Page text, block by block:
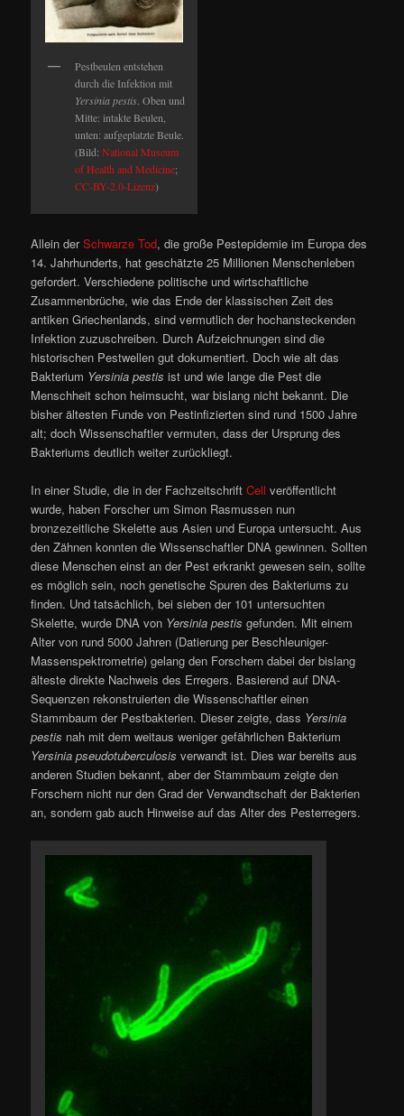
Pestbeulen entstehen
durch die Infektion mit
Yersinia pestis . Oben und
Mitte: intakte Beulen,
unten: aufgeplatzte Beule.
(Bild:National Museum
of Health and Medicine;
CC-BY-2.0-Lizenz)
Allein derSchwarze Tod, die große Pestepidemie im Europa des
14. Jahrhunderts, hat geschätzte 25 Millionen Menschenleben
gefordert. Verschiedene politische und wirtschaftliche
Zusammenbrüche, wie das Ende der klassischen Zeit des
antiken Griechenlands, sind vermutlich der hochansteckenden
Infektion zuzuschreiben. Durch Aufzeichnungen sind die
historischen Pestwellen gut dokumentiert. Doch wie alt das
Bakterium Yersinia pestis ist und wie lange die Pest die
Menschheit schon heimsucht, war bislang nicht bekannt. Die
bisher ältesten Funde von Pestinfizierten sind rund 1500 Jahre
alt; doch Wissenschaftler vermuten, dass der Ursprung des
Bakteriums deutlich weiter zurückliegt.
In einer Studie, die in der FachzeitschriftCell veröffentlicht
wurde, haben Forscher um Simon Rasmussen nun
bronzezeitliche Skelette aus Asien und Europa untersucht. Aus
den Zähnen konnten die Wissenschaftler DNA gewinnen. Sollten
diese Menschen einst an der Pest erkrankt gewesen sein, sollte
es möglich sein, noch genetische Spuren des Bakteriums zu
finden. Und tatsächlich, bei sieben der 101 untersuchten
Skelette, wurde DNA von Yersinia pestis gefunden. Mit einem
Alter von rund 5000 Jahren (Datierung per Beschleuniger-
Massenspektrometrie) gelang den Forschern dabei der bislang
älteste direkte Nachweis des Erregers. Basierend auf DNA-
Sequenzen rekonstruierten die Wissenschaftler einen
Stammbaum der Pestbakterien. Dieser zeigte, dass Yersinia
pestis nah mit dem weitaus weniger gefährlichen Bakterium
Yersinia pseudotuberculosis verwandt ist. Dies war bereits aus
anderen Studien bekannt, aber der Stammbaum zeigte den
Forschern nicht nur den Grad der Verwandtschaft der Bakterien
an, sondern gab auch Hinweise auf das Alter des Pesterregers.